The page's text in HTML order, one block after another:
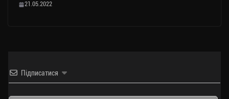
21.05.2022
Підписатися